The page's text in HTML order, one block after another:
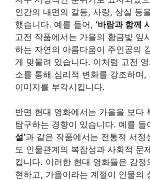
인간의 내면의 갈등, 사랑, 상실 등
했습니다. 예를 들어, ‘바람과 함께
고전 작품에서는 가을의 황금빛 잎
하는 자연의 아름다움이 주인공의
게 맞물려 있습니다. 이처럼 고전
소를 통해 심리적 변화를 강조하며,
이미지를 부각시킵니다.
반면 현대 영화에서는 가을을 보다
탐구하는 경향이 있습니다. 예를 들
설’과 같은 작품에서는 전통적 서정
도 인물관계의 복잡성과 사회적 문
킵니다. 이러한 현대 영화들은 감정
현하고, 가을이라는 계절이 인물의